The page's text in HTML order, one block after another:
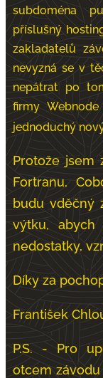
subdoména
příslušný
zakladatelů
nevyzná se v
nepátrat po
firmy
jednoduchý
Protože jsem
Fortranu,
budu vděčný
výtku, abych
nedostatky,
Díky za
František
P.S. - Pro
otcem závodu